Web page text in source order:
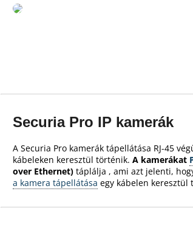
Securia Pro IP kamerák
A Securia Pro kamerák tápellátása RJ-45
kábeleken keresztül történik. A kamerákat
over Ethernet) táplálja , ami azt jelenti,
a kamera tápellátása egy kábelen keresztül